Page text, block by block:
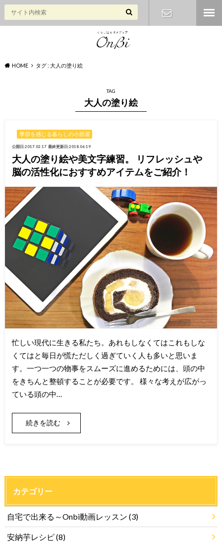
HOME タグ : 大人の塗り絵
TAG
大人の塗り絵
季節を感じる暮らしの小部屋
公開日:2017.02.17 最終更新日:2018.06.19
大人の塗り絵や美文字練習。 リフレッシュや
脳の活性化におすすめアイテムをご紹介！
忙しい現代に生きる私たち。あれもしなくてはこれもしな
くてはと毎日が慌ただしく過ぎていく人も多いと思いま
す。一つ一つの物事をスムーズに進めるためには、頭の中
をきちんと整頓することが必要です。 様々な考えが広がっ
ている頭の中…
続きを読む
カテゴリー
自宅で出来る～Onbi動画レッスン (3)
安納芋レシピ(8)